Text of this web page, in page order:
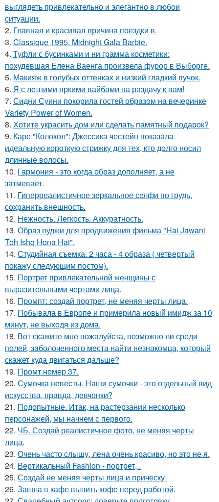
выглядеть привлекательно и элегантно в любои
ситуации.
2. Главная и красивая причина поездки в.
3. Classique 1995. Midnight Gala Barbie.
4. Туфли с бусинками и ни грамма косметики:
похудевшая Елена Ваенга произвела фурор в Выборге.
5. Макияж в голубых оттенках и низкий гладкий пучок.
6. Я с летними яркими вайбами на раздачу к вам!
7. Сидни Суини покорила гостей образом на вечеринке
Variety Power of Women.
8. Хотите украсить дом или сделать памятный подарок?
9. Каре "Колокол": Джессика честейн показала
идеальную короткую стрижку для тех, кто долго носил
длинные волосы.
10. Гармония - это когда образ дополняет, а не
затмевает.
11. Гиперреалистичное зеркальное селфи по грудь,
сохранить внешность.
12. Нежность. Легкость. Аккуратность.
13. Образ пуджи для продвижения фильма "Hai Jawani
Toh Ishq Hona Hai".
14. Студийная съемка. 2 часа - 4 образа ( четвертый
покажу следующим постом).
15. Портрет привлекательной женщины с
выразительными чертами лица.
16. Промпт: создай портрет, не меняя черты лица.
17. Побывала в Европе и примерила новый имидж за 10
минут, не выходя из дома.
18. Вот скажите мне пожалуйста, возможно ли среди
полей, заболоченного места найти незнакомца, который
скажет куда двигаться дальше?
19. Промт номер 37.
20. Сумочка невесты. Наши сумочки - это отдельный вид
искусства, правда, девчонки?
21. Подопытные. Итак, на растерзании несколько
персонажей, мы начнем с первого.
22. ЧБ. Создай реалистичное фото, не меняя черты
лица.
23. Очень часто слышу, лена очень красиво, но это не я.
24. Вертикальный Fashion - портрет, .
25. Создай не меняя черты лица и прическу.
26. Зашла в кафе выпить кофе перед работой.